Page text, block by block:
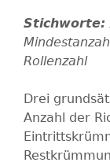
Rollenzahl
Drei
Anzahl der